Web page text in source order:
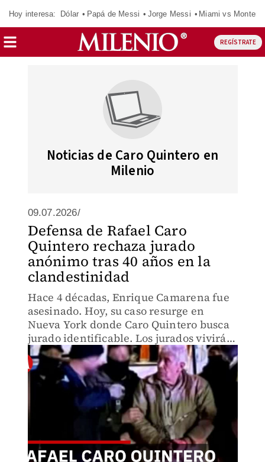
Hoy interesa: Dólar Papá de Messi Jorge Messi Miami vs
REGÍSTRATE
Noticias de Caro Quintero en
Milenio
09.07.2026/
Defensa de Rafael Caro
Quintero rechaza jurado
anónimo tras 40 años en la
clandestinidad
Hace 4 décadas, Enrique Camarena fue
asesinado. Hoy, su caso resurge en
Nueva York donde Caro Quintero busca
jurado identificable. Los jurados vivirán
bajo estrés extremo, trasladados en
grupo, aislados. ¿Quién protege a
quienes deben juzgar?